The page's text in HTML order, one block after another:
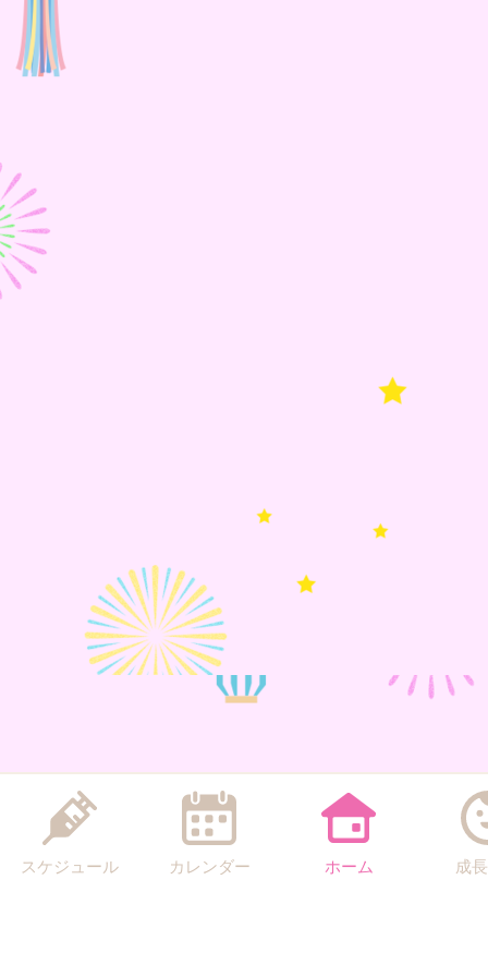
スケジュール カレンダー ホーム 成